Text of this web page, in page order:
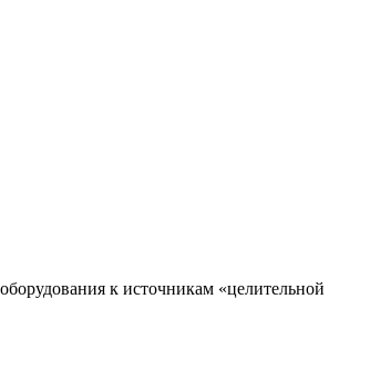
к источникам «целительной